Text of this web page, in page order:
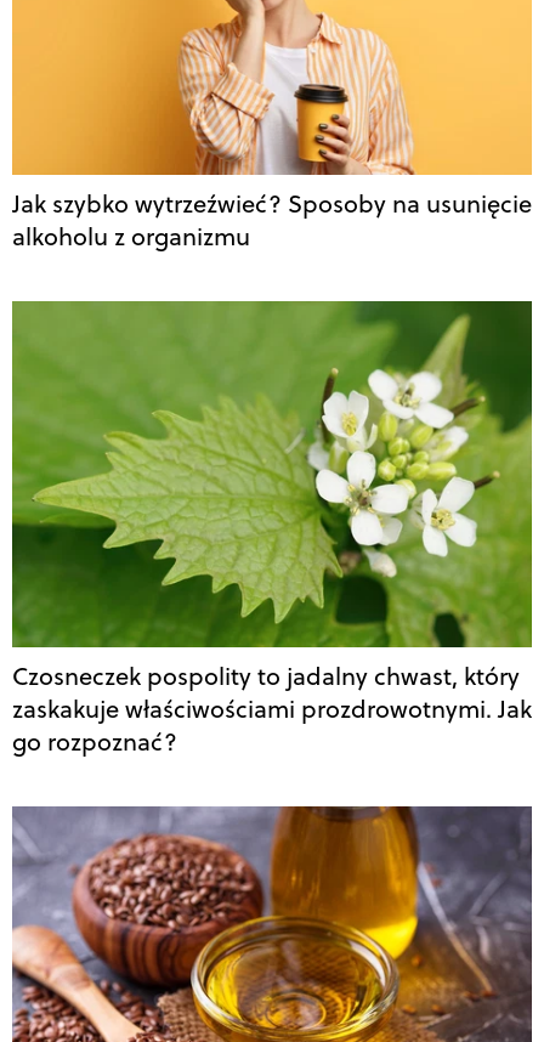
Jak szybko wytrzeźwieć? Sposoby na usunięcie
alkoholu z organizmu
Czosneczek pospolity to jadalny chwast, który
zaskakuje właściwościami prozdrowotnymi. Jak
go rozpoznać?